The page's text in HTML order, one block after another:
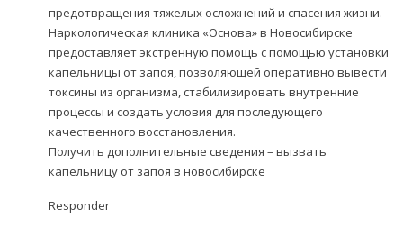
предотвращения тяжелых осложнений и спасения жизни.
Наркологическая клиника «Основа» в Новосибирске
предоставляет экстренную помощь с помощью установки
капельницы от запоя, позволяющей оперативно вывести
токсины из организма, стабилизировать внутренние
процессы и создать условия для последующего
качественного восстановления.
Получить дополнительные сведения – вызвать
капельницу от запоя в новосибирске
Responder